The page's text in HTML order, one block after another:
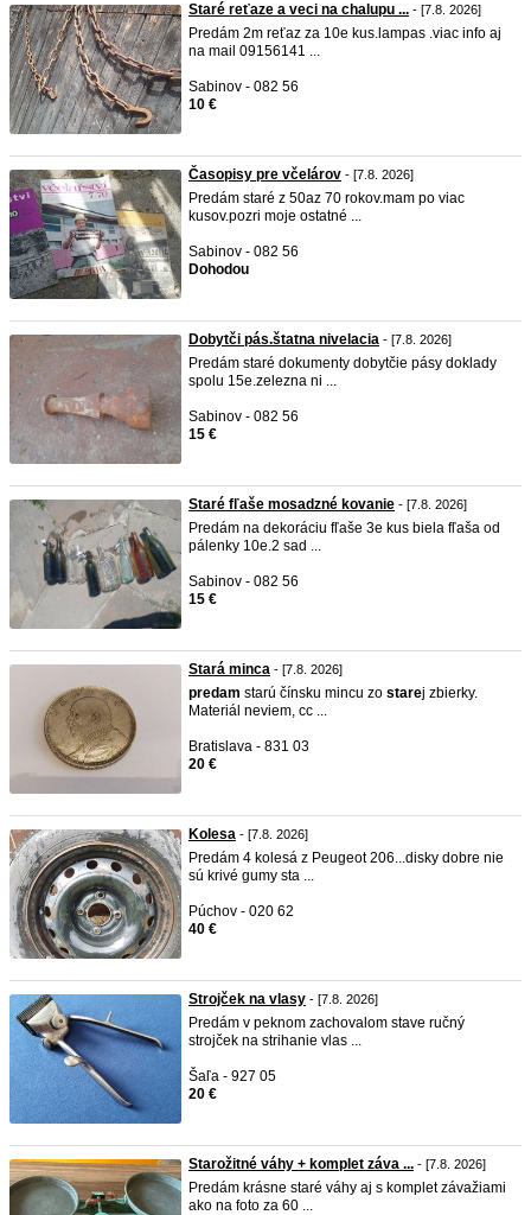
Staré reťaze a veci na chalupu ... - [7.8. 2026]
Predám 2m reťaz za 10e kus.lampas .viac info aj
na mail 09156141 ...
Sabinov - 082 56
10 €
Časopisy pre včelárov - [7.8. 2026]
Predám staré z 50az 70 rokov.mam po viac
kusov.pozri moje ostatné ...
Sabinov - 082 56
Dohodou
Dobytči pás.štatna nivelacia - [7.8. 2026]
Predám staré dokumenty dobytčie pásy doklady
spolu 15e.zelezna ni ...
Sabinov - 082 56
15 €
Staré fľaše mosadzné kovanie - [7.8. 2026]
Predám na dekoráciu fľaše 3e kus biela fľaša od
pálenky 10e.2 sad ...
Sabinov - 082 56
15 €
Stará minca - [7.8. 2026]
predam starú čínsku mincu zo starej zbierky.
Materiál neviem, cc ...
Bratislava - 831 03
20 €
Kolesa - [7.8. 2026]
Predám 4 kolesá z Peugeot 206...disky dobre nie
sú krivé gumy sta ...
Púchov - 020 62
40 €
Strojček na vlasy - [7.8. 2026]
Predám v peknom zachovalom stave ručný
strojček na strihanie vlas ...
Šaľa - 927 05
20 €
Starožitné váhy + komplet záva ... - [7.8. 2026]
Predám krásne staré váhy aj s komplet závažiami
ako na foto za 60 ...